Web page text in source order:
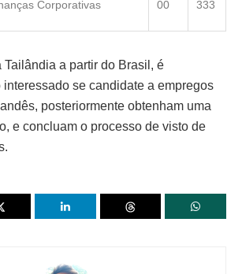
Corporativas
00
333
Tailândia a partir do Brasil, é
interessado se candidate a empregos
posteriormente obtenham uma
e concluam o processo de visto de